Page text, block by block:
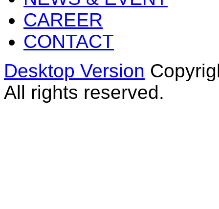
CAREER
CONTACT
Desktop Version
All rights reserved.